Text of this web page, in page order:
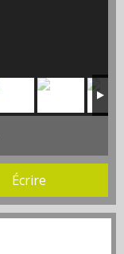
Écrire